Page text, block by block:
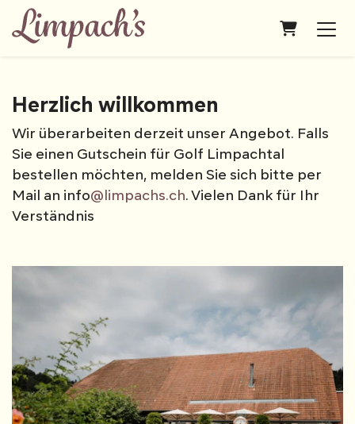
Herzlich willkommen
Wir überarbeiten derzeit unser Angebot. Falls
Sie einen Gutschein für Golf Limpachtal
bestellen möchten, melden Sie sich bitte per
Mail an info@limpachs.ch. Vielen Dank für Ihr
Verständnis